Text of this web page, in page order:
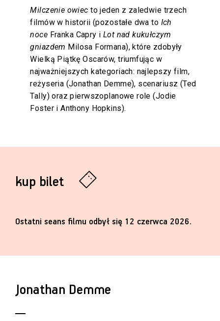
kup bilet
Ostatni seans filmu odbył się 12 czerwca 2026.
Milczenie owiec to jeden z zaledwie trzech
filmów w historii (pozostałe dwa to Ich
noce Franka Capry i Lot nad kukułczym
gniazdem Milosa Formana), które zdobyły
Wielką Piątkę Oscarów, triumfując w
najważniejszych kategoriach: najlepszy film,
reżyseria (Jonathan Demme), scenariusz (Ted
Tally) oraz pierwszoplanowe role (Jodie
Foster i Anthony Hopkins).
Jonathan Demme